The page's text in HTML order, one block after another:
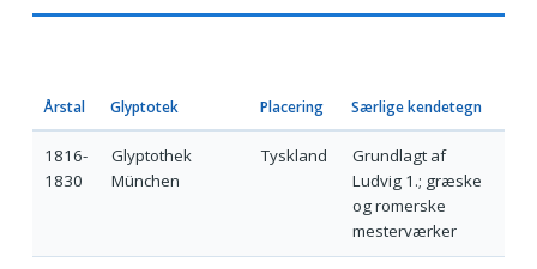
Årstal Glyptotek Placering Særlige kendetegn
1816-
1830
Glyptothek
München
Tyskland
Grundlagt af
Ludvig 1.; græske
og romerske
mesterværker